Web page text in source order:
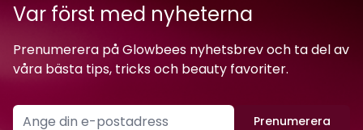
Var först med nyheterna
Prenumerera på Glowbees nyhetsbrev och ta del av
våra bästa tips, tricks och beauty favoriter.
Prenumerera